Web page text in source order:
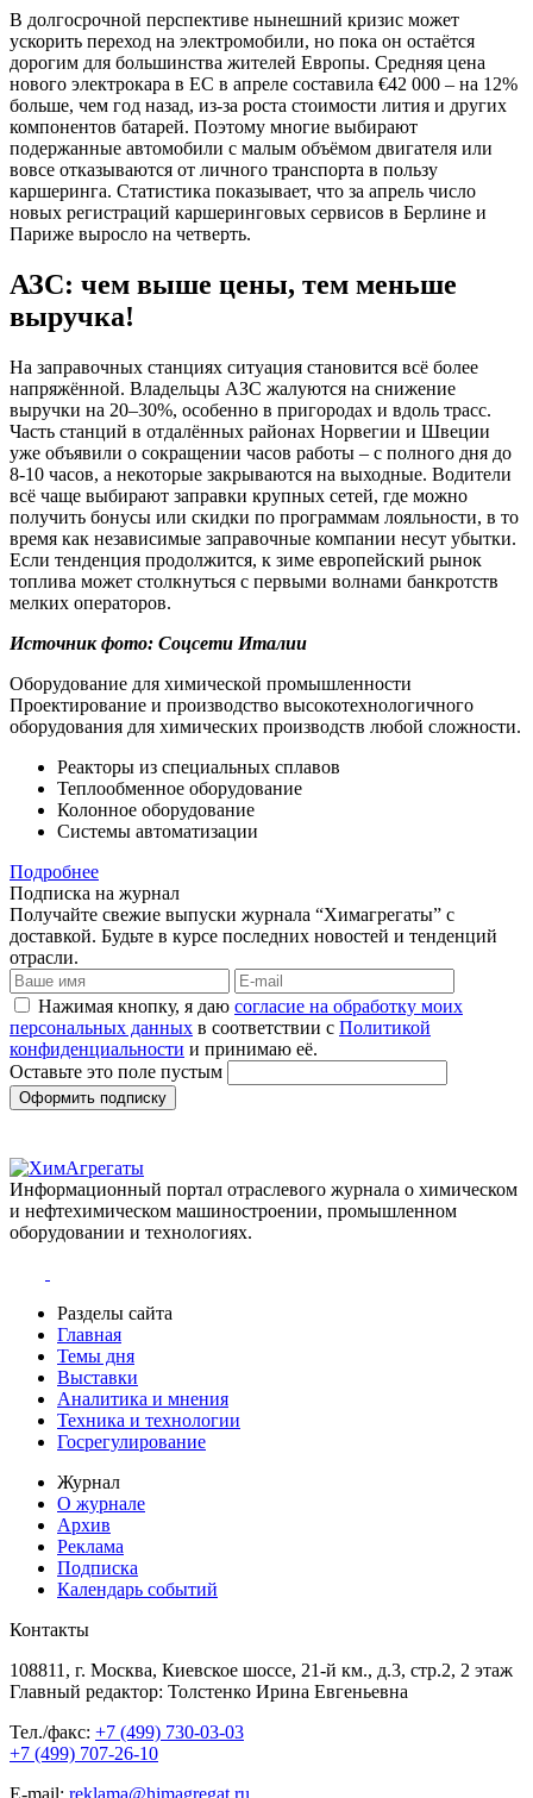
В долгосрочной перспективе нынешний кризис может
ускорить переход на электромобили, но пока он остаётся
дорогим для большинства жителей Европы. Средняя цена
нового электрокара в ЕС в апреле составила €42 000 – на 12%
больше, чем год назад, из-за роста стоимости лития и других
компонентов батарей. Поэтому многие выбирают
подержанные автомобили с малым объёмом двигателя или
вовсе отказываются от личного транспорта в пользу
каршеринга. Статистика показывает, что за апрель число
новых регистраций каршеринговых сервисов в Берлине и
Париже выросло на четверть.
АЗС: чем выше цены, тем меньше
выручка!
На заправочных станциях ситуация становится всё более
напряжённой. Владельцы АЗС жалуются на снижение
выручки на 20–30%, особенно в пригородах и вдоль трасс.
Часть станций в отдалённых районах Норвегии и Швеции
уже объявили о сокращении часов работы – с полного дня до
8-10 часов, а некоторые закрываются на выходные. Водители
всё чаще выбирают заправки крупных сетей, где можно
получить бонусы или скидки по программам лояльности, в то
время как независимые заправочные компании несут убытки.
Если тенденция продолжится, к зиме европейский рынок
топлива может столкнуться с первыми волнами банкротств
мелких операторов.
Источник фото: Соцсети Италии
Оборудование для химической промышленности
Проектирование и производство высокотехнологичного
оборудования для химических производств любой сложности.
Реакторы из специальных сплавов
Теплообменное оборудование
Колонное оборудование
Системы автоматизации
Подробнее
Подписка на журнал
Получайте свежие выпуски журнала “Химагрегаты” с
доставкой. Будьте в курсе последних новостей и тенденций
отрасли.
Нажимая кнопку, я даю согласие на обработку моих
персональных данных в соответствии с Политикой
конфиденциальности и принимаю её.
Оставьте это поле пустым
Оформить подписку
Информационный портал отраслевого журнала о химическом
и нефтехимическом машиностроении, промышленном
оборудовании и технологиях.
Разделы сайта
Главная
Темы дня
Выставки
Аналитика и мнения
Техника и технологии
Госрегулирование
Журнал
О журнале
Архив
Реклама
Подписка
Календарь событий
Контакты
108811, г. Москва, Киевское шоссе, 21-й км., д.3, стр.2, 2 этаж
Главный редактор: Толстенко Ирина Евгеньевна
Тел./факс: +7 (499) 730-03-03
+7 (499) 707-26-10
E-mail: reklama@himagregat.ru